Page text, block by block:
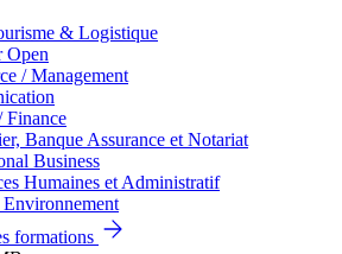
& Logistique
Open
/ Management
Finance
Banque Assurance et Notariat
Business
Humaines et Administratif
Environnement
formations